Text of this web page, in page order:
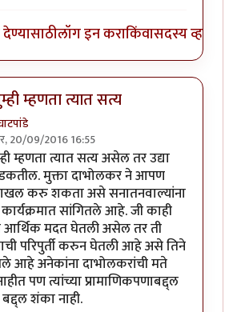
देण्यासाठीलॉग इन कराकिंवासदस्य व्हा
म्हणता त्यात सत्य
20/09/2016 16:55
toसहमत आहेbyगामा पैलवान
म्हणता त्यात सत्य असेल तर उद्या
मुक्ता दाभोलकर ने आपण
करु शकता असे सनातनवाल्यांना
कार्यक्रमात सांगितले आहे. जी काही
आर्थिक मदत घेतली असेल तर ती
परिपुर्ती करुन घेतली आहे असे तिने
आहे अनेकांना दाभोलकरांची मते
पण त्यांच्या प्रामाणिकपणाबद्द्ल
शंका नाही.